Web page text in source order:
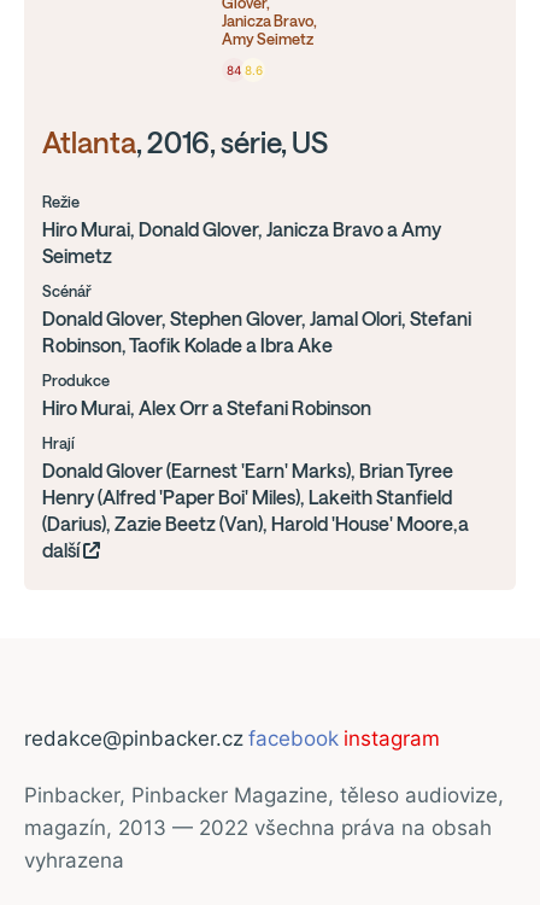
Janicza Bravo,
Amy Seimetz
84 8.6
Atlanta, 2016, série, US
Režie
Hiro Murai, Donald Glover, Janicza Bravo a Amy
Seimetz
Scénář
Donald Glover, Stephen Glover, Jamal Olori, Stefani
Robinson, Taofik Kolade a Ibra Ake
Produkce
Hiro Murai, Alex Orr a Stefani Robinson
Hrají
Donald Glover (Earnest 'Earn' Marks), Brian Tyree
Henry (Alfred 'Paper Boi' Miles), Lakeith Stanfield
(Darius), Zazie Beetz (Van), Harold 'House' Moore,a
další
redakce@pinbacker.cz facebook instagram
Pinbacker, Pinbacker Magazine, těleso audiovize,
magazín, 2013 — 2022 všechna práva na obsah
vyhrazena